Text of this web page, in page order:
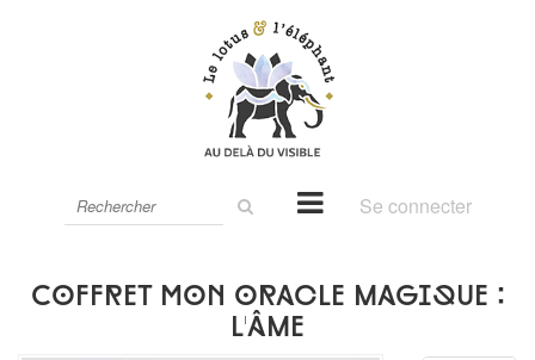
le
Se connecter
Coffret Mon oracle magique :
L'âme